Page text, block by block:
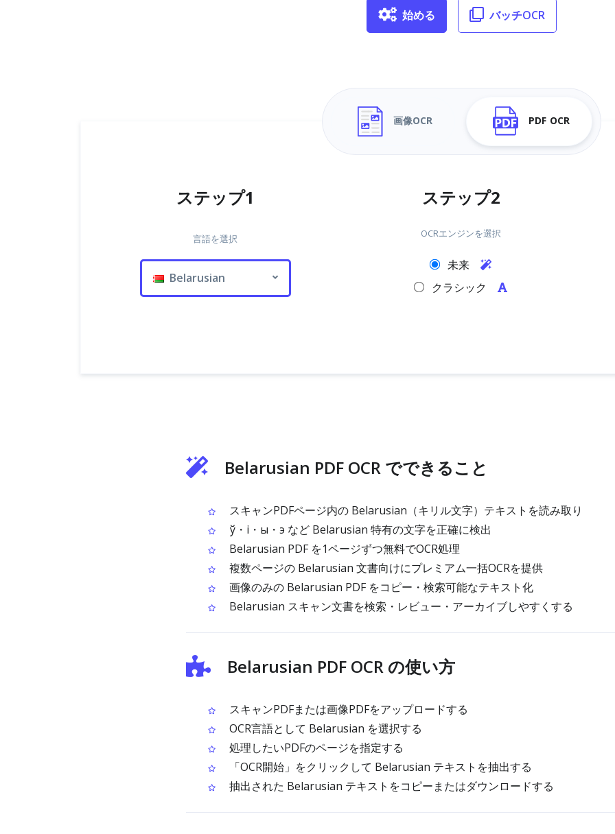
始める バッチOCR
画像OCR PDF OCR
ステップ1
言語を選択
Belarusian
ステップ2
OCRエンジンを選択
未来
クラシック
Belarusian PDF OCR でできること
スキャンPDFページ内の Belarusian（キリル文字）テキストを読み取り
ў・і・ы・э など Belarusian 特有の文字を正確に検出
Belarusian PDF を1ページずつ無料でOCR処理
複数ページの Belarusian 文書向けにプレミアム一括OCRを提供
画像のみの Belarusian PDF をコピー・検索可能なテキスト化
Belarusian スキャン文書を検索・レビュー・アーカイブしやすくする
Belarusian PDF OCR の使い方
スキャンPDFまたは画像PDFをアップロードする
OCR言語として Belarusian を選択する
処理したいPDFのページを指定する
「OCR開始」をクリックして Belarusian テキストを抽出する
抽出された Belarusian テキストをコピーまたはダウンロードする